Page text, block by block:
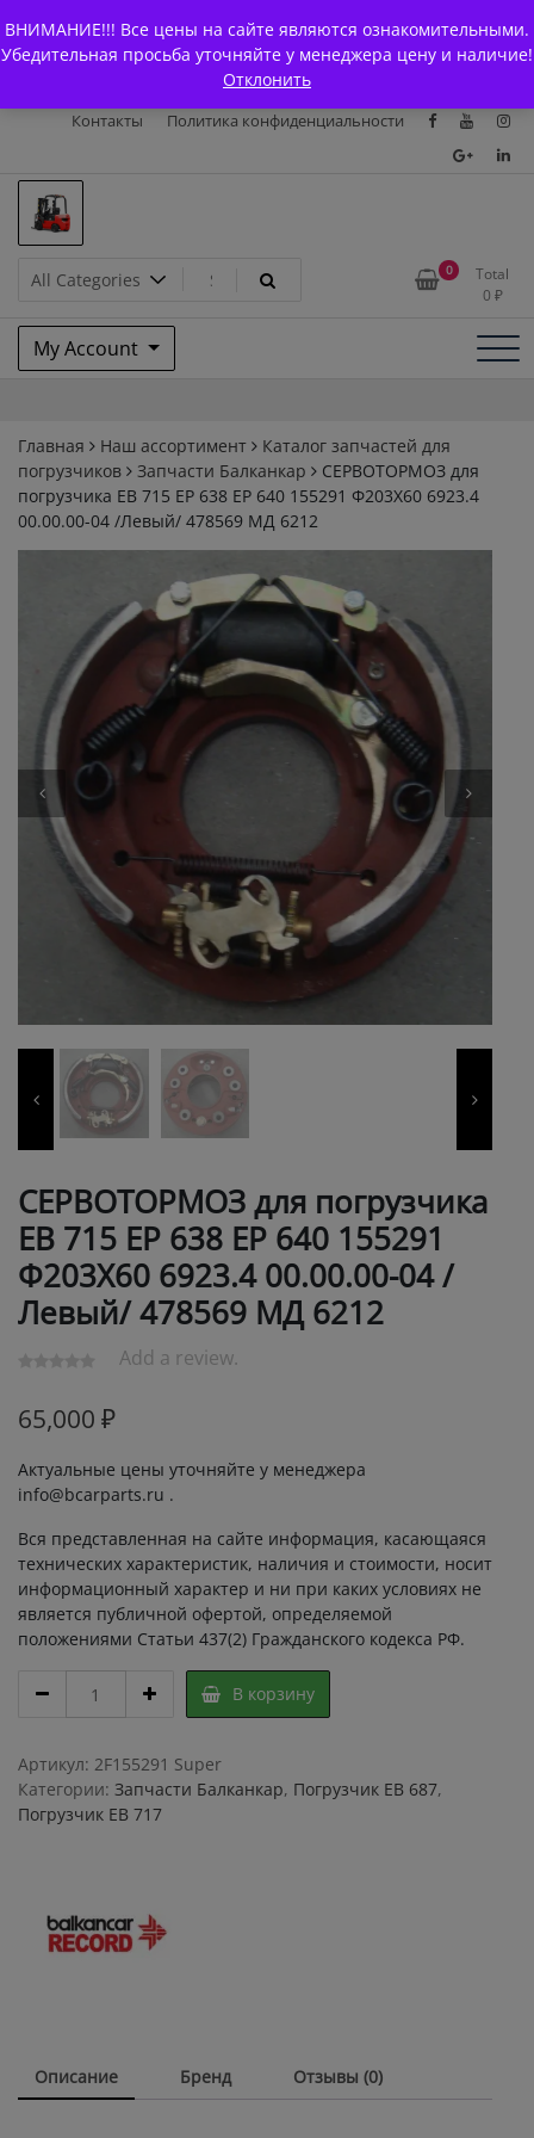
ВНИМАНИЕ!!! Все цены на сайте являются ознакомительными.
Убедительная просьба уточняйте у менеджера цену и наличие!
Отклонить
to
content
Главная
Магазин О Компании
Каталоги
Доставка и оплата
Контакты
Политика конфиденциальности
Запчасти для вилочых
погрузчиков и
электротележек Balkancar
0
Total
0 ₽
My Account
Главная Наш ассортимент
Каталог запчастей для
погрузчиков
Запчасти Балканкар
СЕРВОТОРМОЗ для
погрузчика ЕВ 715 ЕР 638 ЕР 640 155291 Ф203Х60 6923.4
00.00.00-04 /Левый/ 478569 МД 6212
СЕРВОТОРМОЗ для погрузчика
ЕВ 715 ЕР 638 ЕР 640 155291
Ф203Х60 6923.4 00.00.00-04 /
Левый/ 478569 МД 6212
Add a review.
65,000 ₽
Актуальные цены уточняйте у менеджера
info@bcarparts.ru .
Вся представленная на сайте информация, касающаяся
технических характеристик, наличия и стоимости, носит
информационный характер и ни при каких условиях не
является публичной офертой, определяемой
положениями Статьи 437(2) Гражданского кодекса РФ.
СЕРВОТОРМОЗ
ЕВ
715
ЕР
Ф203Х60
6923.4
478569
МД
В корзину
Артикул: 2F155291 Super
Категории: Запчасти Балканкар, Погрузчик ЕВ 687,
Погрузчик ЕВ 717
Описание Бренд Отзывы (0)